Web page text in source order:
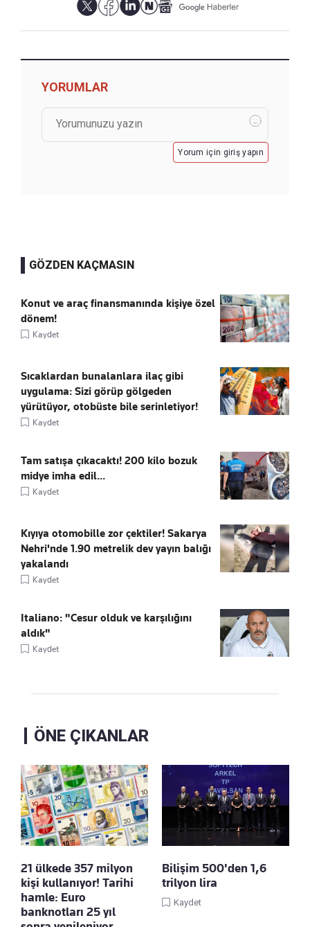
YORUMLAR
Yorum için giriş yapın
GÖZDEN KAÇMASIN
Konut ve araç finansmanında kişiye özel
dönem!
Kaydet
Sıcaklardan bunalanlara ilaç gibi
uygulama: Sizi görüp gölgeden
yürütüyor, otobüste bile serinletiyor!
Kaydet
Tam satışa çıkacaktı! 200 kilo bozuk
midye imha edil...
Kaydet
Kıyıya otomobille zor çektiler! Sakarya
Nehri'nde 1.90 metrelik dev yayın balığı
yakalandı
Kaydet
Italiano: "Cesur olduk ve karşılığını
aldık"
Kaydet
ÖNE ÇIKANLAR
21 ülkede 357 milyon
kişi kullanıyor! Tarihi
hamle: Euro
banknotları 25 yıl
Bilişim 500'den 1,6
trilyon lira
Kaydet